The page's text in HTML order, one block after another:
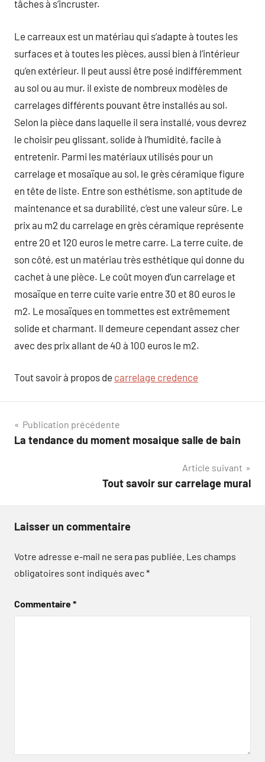
tâches à s’incruster.
Le carreaux est un matériau qui s’adapte à toutes les
surfaces et à toutes les pièces, aussi bien à l’intérieur
qu’en extérieur. Il peut aussi être posé indifféremment
au sol ou au mur. il existe de nombreux modèles de
carrelages différents pouvant être installés au sol.
Selon la pièce dans laquelle il sera installé, vous devrez
le choisir peu glissant, solide à l’humidité, facile à
entretenir. Parmi les matériaux utilisés pour un
carrelage et mosaïque au sol, le grès céramique figure
en tête de liste. Entre son esthétisme, son aptitude de
maintenance et sa durabilité, c’est une valeur sûre. Le
prix au m2 du carrelage en grès céramique représente
entre 20 et 120 euros le metre carre. La terre cuite, de
son côté, est un matériau très esthétique qui donne du
cachet à une pièce. Le coût moyen d’un carrelage et
mosaïque en terre cuite varie entre 30 et 80 euros le
m2. Le mosaïques en tommettes est extrêmement
solide et charmant. Il demeure cependant assez cher
avec des prix allant de 40 à 100 euros le m2.
Tout savoir à propos de carrelage credence
Navigation
de
Publication précédente
La tendance du moment mosaique salle de bain
Article suivant
Tout savoir sur carrelage mural
Laisser un commentaire
Votre adresse e-mail ne sera pas publiée. Les champs
obligatoires sont indiqués avec*
Commentaire*